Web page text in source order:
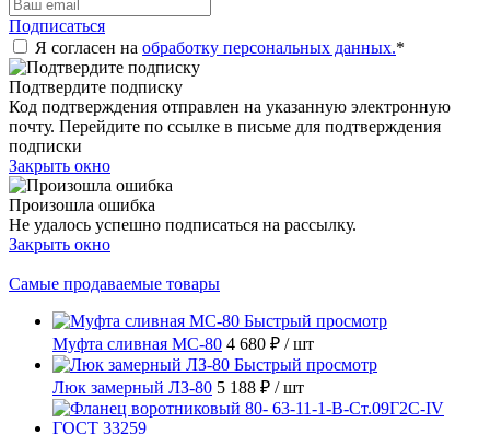
Подписаться
Я согласен на обработку персональных данных.*
Подтвердите подписку
Код подтверждения отправлен на указанную электронную
почту. Перейдите по ссылке в письме для подтверждения
подписки
Закрыть окно
Произошла ошибка
Не удалось успешно подписаться на рассылку.
Закрыть окно
Самые продаваемые товары
Быстрый просмотр
Муфта сливная МС-80 4 680 ₽ / шт
Быстрый просмотр
Люк замерный ЛЗ-80 5 188 ₽ / шт